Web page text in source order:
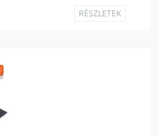
RÉSZLETEK